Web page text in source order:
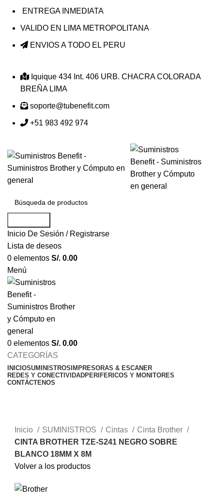
ENTREGA INMEDIATA
VALIDO EN LIMA METROPOLITANA
ENVIOS A TODO EL PERU
Iquique 434 Int. 406 URB. CHACRA COLORADA
BREÑA LIMA
soporte@tubenefit.com
+51 983 492 974
Inicio De Sesión / Registrarse
Lista de deseos
0 elementos S/. 0.00
Menú
0 elementos S/. 0.00
CATEGORÍAS
INICIOSUMINISTROS IMPRESORAS & ESCANER
REDES Y CONECTIVIDADPERIFERICOS Y MONITORES
CONTÁCTENOS
Inicio
SUMINISTROS Cintas
Cinta Brother
CINTA BROTHER TZE-S241 NEGRO SOBRE
BLANCO 18MM X 8M
Volver a los productos